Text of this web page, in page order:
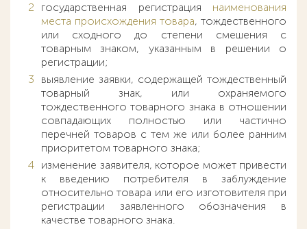
государственная регистрация наименования
места происхождения товара, тождественного
или сходного до степени смешения с
товарным знаком, указанным в решении о
регистрации;
выявление заявки, содержащей тождественный
товарный знак, или охраняемого
тождественного товарного знака в отношении
совпадающих полностью или частично
перечней товаров с тем же или более ранним
приоритетом товарного знака;
изменение заявителя, которое может привести
к введению потребителя в заблуждение
относительно товара или его изготовителя при
регистрации заявленного обозначения в
качестве товарного знака.